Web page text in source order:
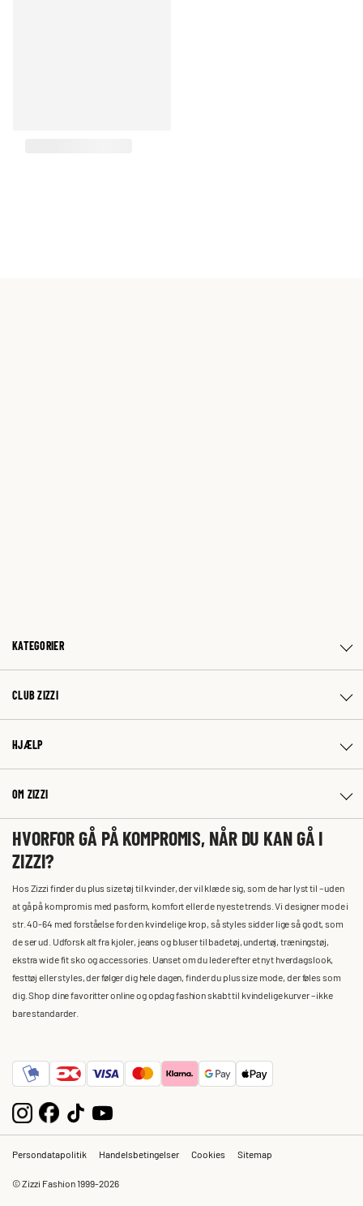
KATEGORIER
CLUB ZIZZI
HJÆLP
OM ZIZZI
HVORFOR GÅ PÅ KOMPROMIS, NÅR DU KAN GÅ I
ZIZZI?
Hos Zizzi finder du plus size tøj til kvinder, der vil klæde sig, som de har lyst til – uden
at gå på kompromis med pasform, komfort eller de nyeste trends. Vi designer mode i
str. 40-64 med forståelse for den kvindelige krop, så styles sidder lige så godt, som
de ser ud. Udforsk alt fra kjoler, jeans og bluser til badetøj, undertøj, træningstøj,
ekstra wide fit sko og accessories. Uanset om du leder efter et nyt hverdagslook,
festtøj eller styles, der følger dig hele dagen, finder du plus size mode, der føles som
dig. Shop dine favoritter online og opdag fashion skabt til kvindelige kurver – ikke
bare standarder.
Persondatapolitik Handelsbetingelser Cookies Sitemap
© Zizzi Fashion 1999-2026